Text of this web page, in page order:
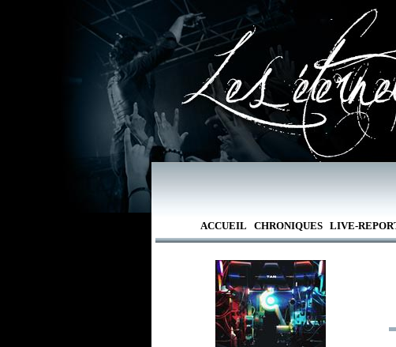
ACCUEIL CHRONIQUES LIVE-